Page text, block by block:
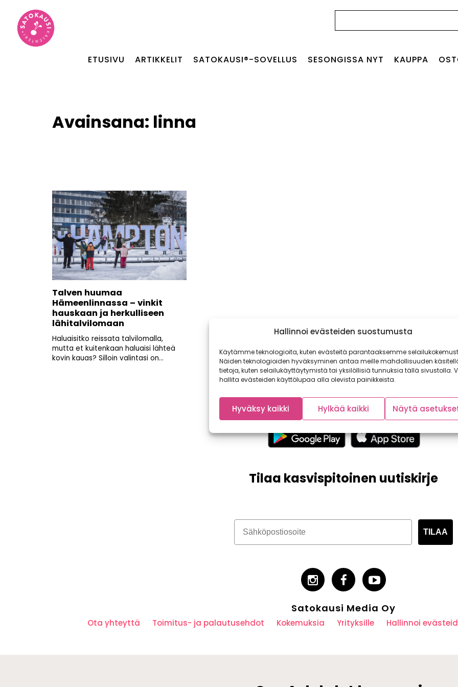
Hallinnoi evästeiden suostumusta
Käytämme teknologioita, kuten evästeitä parantaaksemme
Näiden teknologioiden hyväksyminen antaa meille mahdollisuuden
tietoja, kuten selailukäyttäytymistä tai yksilöllisiä tunnuksia tällä sivustolla.
hallita evästeiden käyttölupaa alla olevista painikkeista.
Hyväksy kaikki Hylkää kaikki Näytä
ETUSIVU ARTIKKELIT SATOKAUSI®-SOVELLUS SESONGISSA NYT KAUPPA
Avainsana: linna
Talven huumaa
Hämeenlinnassa – vinkit
hauskaan ja herkulliseen
lähitalvilomaan
Haluaisitko reissata talvilomalla,
mutta et kuitenkaan haluaisi lähteä
kovin kauas? Silloin valintasi on...
Tilaa kasvispitoinen uutiskirje
TILAA
Satokausi Media Oy
Ota yhteyttä Toimitus- ja palautusehdot Kokemuksia Yrityksille Hallinnoi